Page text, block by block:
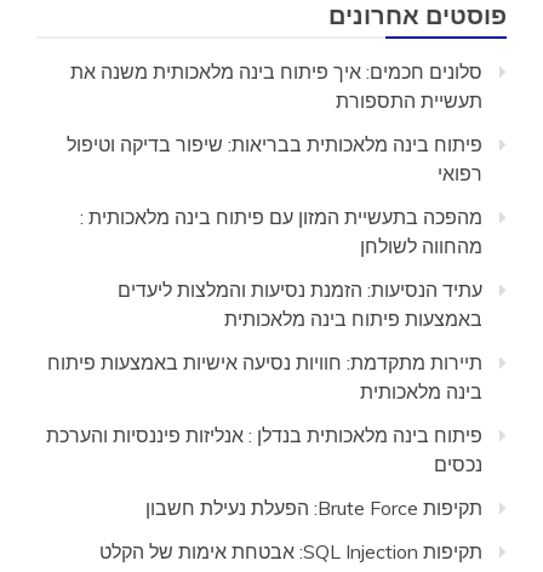
פוסטים אחרונים
סלונים חכמים: איך פיתוח בינה מלאכותית משנה את
תעשיית התספורת
פיתוח בינה מלאכותית בבריאות: שיפור בדיקה וטיפול
רפואי
מהפכה בתעשיית המזון עם פיתוח בינה מלאכותית :
מהחווה לשולחן
עתיד הנסיעות: הזמנת נסיעות והמלצות ליעדים
באמצעות פיתוח בינה מלאכותית
תיירות מתקדמת: חוויות נסיעה אישיות באמצעות פיתוח
בינה מלאכותית
פיתוח בינה מלאכותית בנדלן : אנליזות פיננסיות והערכת
נכסים
תקיפות Brute Force: הפעלת נעילת חשבון
תקיפות SQL Injection: אבטחת אימות של הקלט